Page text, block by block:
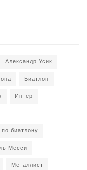
Александр Усик
Биатлон
Интер
биатлону
Месси
Металлист